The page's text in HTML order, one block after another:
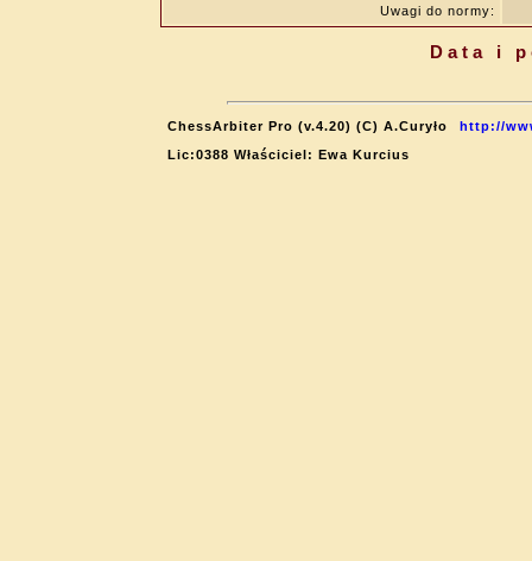
Uwagi do normy:
Data i
ChessArbiter Pro (v.4.20) (C) A.Curyło
http://
Lic:0388 Właściciel: Ewa Kurcius